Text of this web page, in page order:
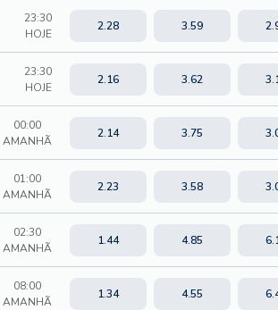
23:30
HOJE
2.28 3.59
23:30
HOJE
2.16 3.62
00:00
AMANHÃ
2.14 3.75
01:00
AMANHÃ
2.23 3.58
02:30
AMANHÃ
1.44 4.85
08:00
AMANHÃ
1.34 4.55